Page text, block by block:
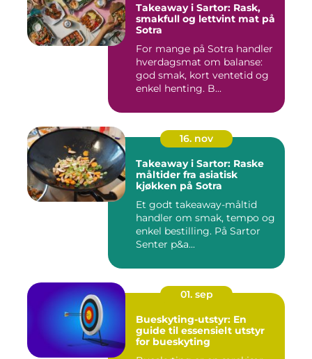
Takeaway i Sartor: Rask,
smakfull og lettvint mat på
Sotra
For mange på Sotra handler
hverdagsmat om balanse:
god smak, kort ventetid og
enkel henting. B...
16. nov
Takeaway i Sartor: Raske
måltider fra asiatisk
kjøkken på Sotra
Et godt takeaway-måltid
handler om smak, tempo og
enkel bestilling. På Sartor
Senter p&a...
01. sep
Bueskyting-utstyr: En
guide til essensielt utstyr
for bueskyting